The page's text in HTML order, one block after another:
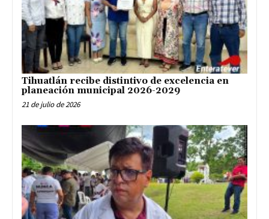
Tihuatlán recibe distintivo de excelencia en
planeación municipal 2026-2029
21 de julio de 2026